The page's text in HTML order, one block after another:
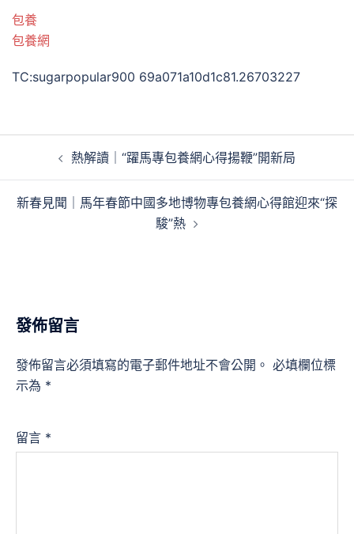
包養
包養網
TC:sugarpopular900 69a071a10d1c81.26703227
覽
熱解讀｜“躍馬專包養網心得揚鞭”開新局
新春見聞｜馬年春節中國多地博物專包養網心得館迎來“探
駿”熱
發佈留言
發佈留言必須填寫的電子郵件地址不會公開。 必填欄位標
示為 *
留言 *